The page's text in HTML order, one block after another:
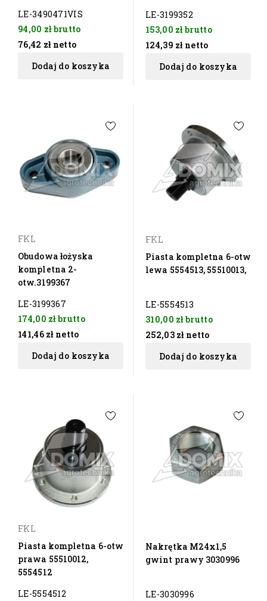
LE-3490471VIS
94,00 złbrutto
76,42 zł netto
Dodaj do koszyka
LE-3199352
153,00 złbrutto
124,39 zł netto
Dodaj do koszyka
FKL
Obudowa łożyska
kompletna 2-
otw.3199367
LE-3199367
174,00 złbrutto
141,46 zł netto
Dodaj do koszyka
FKL
Piasta kompletna 6-otw
lewa 5554513, 55510013,
LE-5554513
310,00 złbrutto
252,03 zł netto
Dodaj do koszyka
FKL
Piasta kompletna 6-otw
prawa 55510012,
5554512
LE-5554512
Nakrętka M24x1,5
gwint prawy 3030996
LE-3030996